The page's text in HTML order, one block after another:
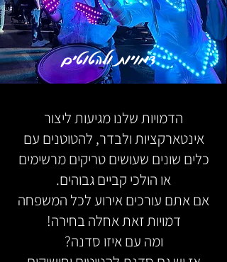
דמויות ולהטוטים
הדמויות שלנו מגיעות ליצור
אינטארקציות ולבדר, להטוטנים עם
כלים שונים שעושים טריקים מרשימים
או הולכי קביים גבוהים.
אם אתם עורכים אירוע לכל המשפחה
דמויות זאת אחלה בחירה!
ומה עם איזו סדנה?